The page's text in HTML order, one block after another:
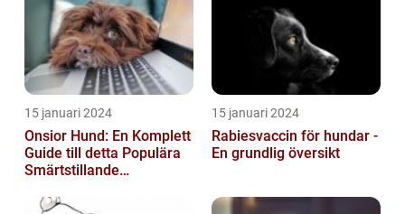
15 januari 2024
Onsior Hund: En Komplett
Guide till detta Populära
Smärtstillande
15 januari 2024
Rabiesvaccin för hundar -
En grundlig översikt